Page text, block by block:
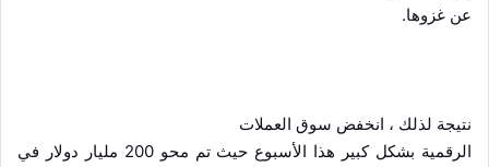
عن غزوها.
نتيجة لذلك ، انخفض سوق العملات
الرقمية بشكل كبير هذا الأسبوع حيث تم محو 200 مليار دولار في